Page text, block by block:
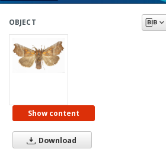
OBJECT
Show content
Download